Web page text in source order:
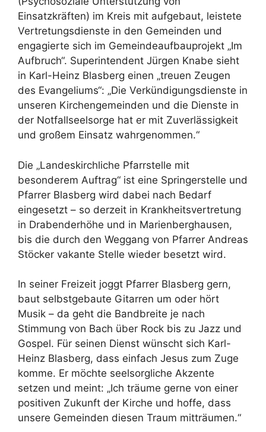
Einsatzkräften) im Kreis mit aufgebaut, leistete
Vertretungsdienste in den Gemeinden und
engagierte sich im Gemeindeaufbauprojekt „Im
Aufbruch“. Superintendent Jürgen Knabe sieht
in Karl-Heinz Blasberg einen „treuen Zeugen
des Evangeliums“: „Die Verkündigungsdienste in
unseren Kirchengemeinden und die Dienste in
der Notfallseelsorge hat er mit Zuverlässigkeit
und großem Einsatz wahrgenommen.“
Die „Landeskirchliche Pfarrstelle mit
besonderem Auftrag“ ist eine Springerstelle und
Pfarrer Blasberg wird dabei nach Bedarf
eingesetzt – so derzeit in Krankheitsvertretung
in Drabenderhöhe und in Marienberghausen,
bis die durch den Weggang von Pfarrer Andreas
Stöcker vakante Stelle wieder besetzt wird.
In seiner Freizeit joggt Pfarrer Blasberg gern,
baut selbstgebaute Gitarren um oder hört
Musik – da geht die Bandbreite je nach
Stimmung von Bach über Rock bis zu Jazz und
Gospel. Für seinen Dienst wünscht sich Karl-
Heinz Blasberg, dass einfach Jesus zum Zuge
komme. Er möchte seelsorgliche Akzente
setzen und meint: „Ich träume gerne von einer
positiven Zukunft der Kirche und hoffe, dass
unsere Gemeinden diesen Traum mitträumen.“